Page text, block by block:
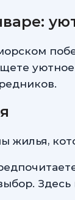
уютное
жилья,